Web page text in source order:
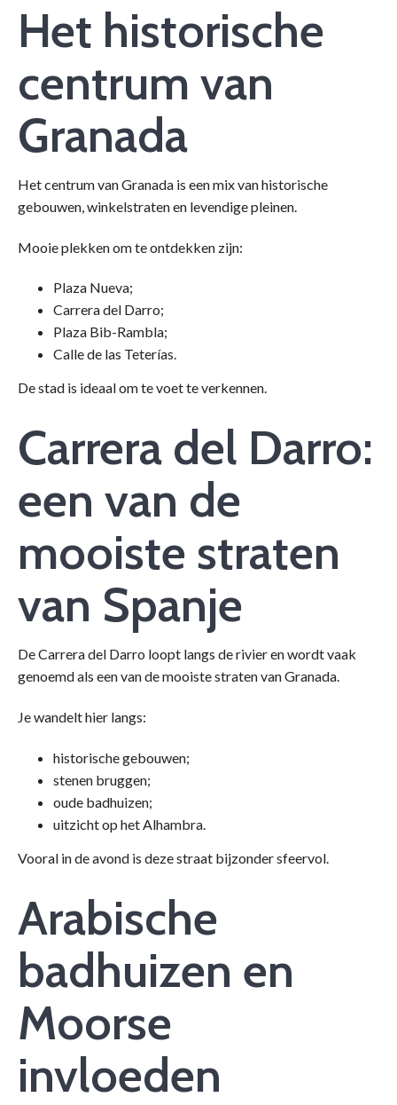
Het historische
centrum van
Granada
Het centrum van Granada is een mix van historische
gebouwen, winkelstraten en levendige pleinen.
Mooie plekken om te ontdekken zijn:
Plaza Nueva;
Carrera del Darro;
Plaza Bib-Rambla;
Calle de las Teterías.
De stad is ideaal om te voet te verkennen.
Carrera del Darro:
een van de
mooiste straten
van Spanje
De Carrera del Darro loopt langs de rivier en wordt vaak
genoemd als een van de mooiste straten van Granada.
Je wandelt hier langs:
historische gebouwen;
stenen bruggen;
oude badhuizen;
uitzicht op het Alhambra.
Vooral in de avond is deze straat bijzonder sfeervol.
Arabische
badhuizen en
Moorse
invloeden